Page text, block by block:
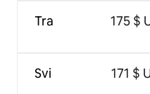
Tra
Svi
175 $
171 $